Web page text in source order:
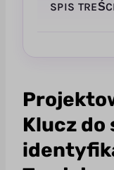
SPIS
marki
Jak
Marce
Budowanie
Klucz do